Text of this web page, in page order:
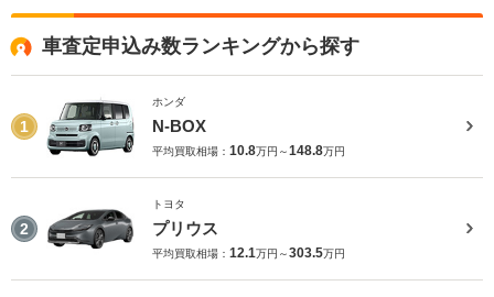
車査定申込み数ランキングから探す
1
ホンダ
N-BOX
平均買取相場： 10.8万円～148.8万円
2
トヨタ
プリウス
平均買取相場： 12.1万円～303.5万円